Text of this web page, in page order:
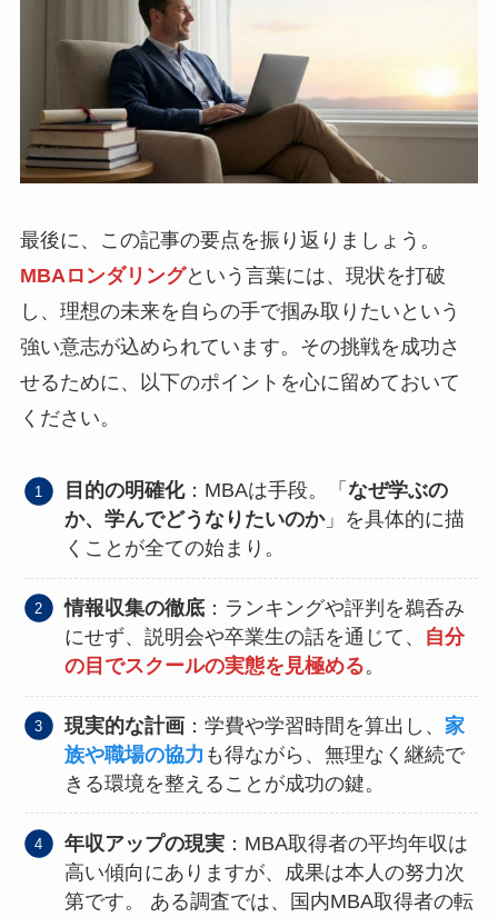
最後に、この記事の要点を振り返りましょう。
MBAロンダリングという言葉には、現状を打破
し、理想の未来を自らの手で掴み取りたいという
強い意志が込められています。その挑戦を成功さ
せるために、以下のポイントを心に留めておいて
ください。
目的の明確化：MBAは手段。「なぜ学ぶの
か、学んでどうなりたいのか」を具体的に描
くことが全ての始まり。
情報収集の徹底 ：ランキングや評判を鵜呑み
にせず、説明会や卒業生の話を通じて、 自分
の目でスクールの実態を見極める。
現実的な計画 ：学費や学習時間を算出し、家
族や職場の協力 も得ながら、無理なく継続で
きる環境を整えることが成功の鍵。
年収アップの現実 ：MBA取得者の平均年収は
高い傾向にありますが、成果は本人の努力次
第です。 ある調査では、国内MBA取得者の転